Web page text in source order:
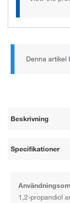
Denna
Beskrivning
Specifikationer
1,2-propandiol